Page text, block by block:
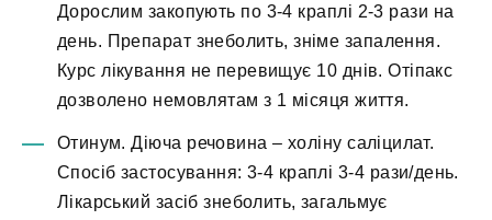
Дорослим закопують по 3-4 краплі 2-3 рази на
день. Препарат знеболить, зніме запалення.
Курс лікування не перевищує 10 днів. Отіпакс
дозволено немовлятам з 1 місяця життя.
Отинум. Діюча речовина – холіну саліцилат.
Спосіб застосування: 3-4 краплі 3-4 рази/день.
Лікарський засіб знеболить, загальмує